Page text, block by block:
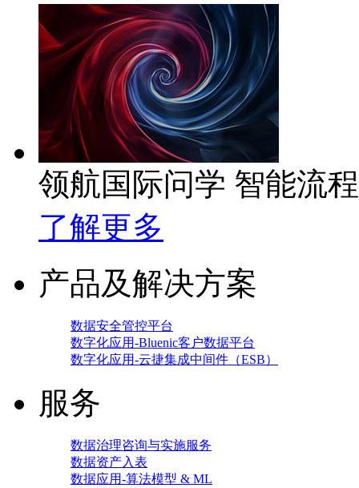
领航国际问学 智能流
了解更多
产品及解决方案
数据安全管控平台
数字化应用-Bluenic客户数据平台
数字化应用-云捷集成中间件（ESB）
服务
数据治理咨询与实施服务
数据资产入表
数据应用-算法模型 & ML